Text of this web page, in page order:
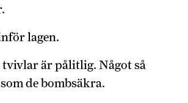
lagen.
tvivlar är pålitlig. Något så
de bombsäkra.